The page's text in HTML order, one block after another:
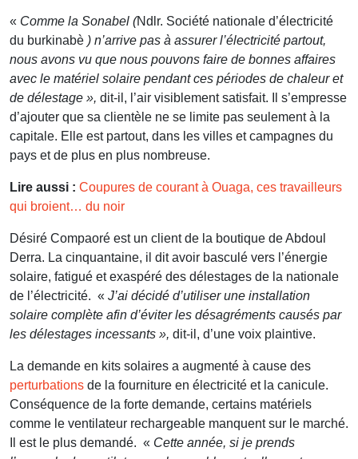
« Comme la Sonabel (Ndlr. Société nationale d’électricité
du burkinabè ) n’arrive pas à assurer l’électricité partout,
nous avons vu que nous pouvons faire de bonnes affaires
avec le matériel solaire pendant ces périodes de chaleur et
de délestage », dit-il, l’air visiblement satisfait. Il s’empresse
d’ajouter que sa clientèle ne se limite pas seulement à la
capitale. Elle est partout, dans les villes et campagnes du
pays et de plus en plus nombreuse.
Lire aussi : Coupures de courant à Ouaga, ces travailleurs
qui broient… du noir
Désiré Compaoré est un client de la boutique de Abdoul
Derra. La cinquantaine, il dit avoir basculé vers l’énergie
solaire, fatigué et exaspéré des délestages de la nationale
de l’électricité. « J’ai décidé d’utiliser une installation
solaire complète afin d’éviter les désagréments causés par
les délestages incessants », dit-il, d’une voix plaintive.
La demande en kits solaires a augmenté à cause des
perturbations de la fourniture en électricité et la canicule.
Conséquence de la forte demande, certains matériels
comme le ventilateur rechargeable manquent sur le marché.
Il est le plus demandé. « Cette année, si je prends